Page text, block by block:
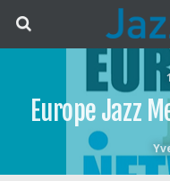
Europe Jazz